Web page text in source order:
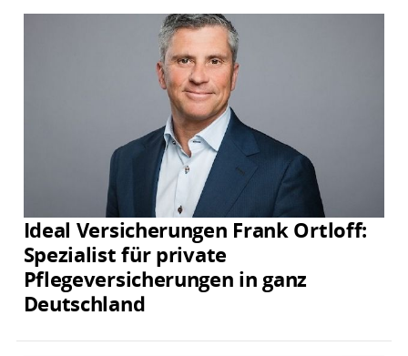
Ideal Versicherungen Frank Ortloff:
Spezialist für private
Pflegeversicherungen in ganz
Deutschland